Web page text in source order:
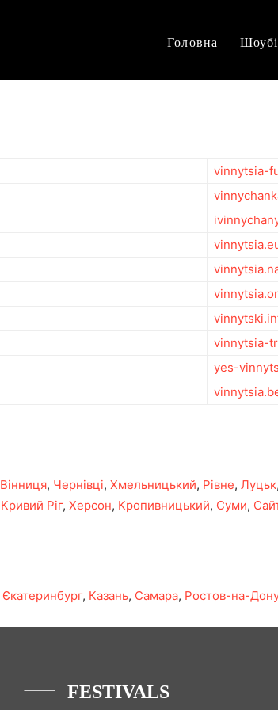
Головна
vinnytsia-
vinnytsia-
yes-
Вінниця, Чернівці, Хмельницький, Рівне, Луцьк,
Кривий Ріг, Херсон, Кропивницький, Суми,
Єкатеринбург, Казань, Самара, Ростов-на-Дону
FESTIVALS